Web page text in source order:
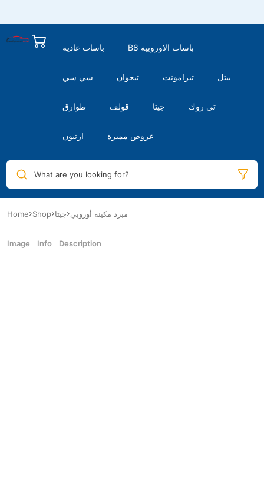
باسات عادية B8 باسات الاوروبية
سي سي تيجوان تيرامونت بيتل
طوارق قولف جيتا تى روك
ارتيون عروض مميزة
What are you looking for?
Home Shop جيتا مبرد مكينة أوروبي
Image Info Description